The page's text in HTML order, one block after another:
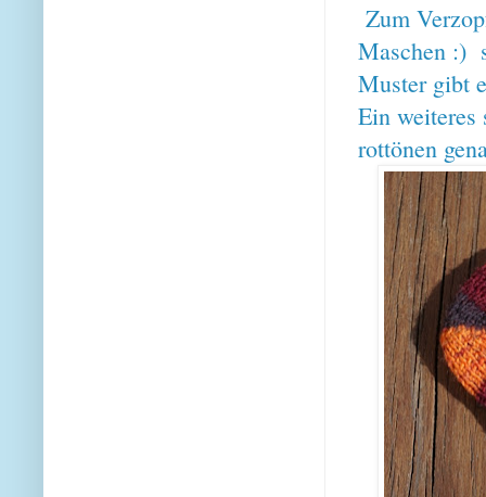
Zum
Maschen :)
Muster gibt
Ein weiteres
rottönen